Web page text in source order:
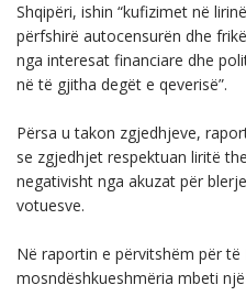
Shqipëri, ishin “kufizimet në
përfshirë autocensurën dhe
nga interesat financiare dhe
në të gjitha degët e qeverisë”.
Përsa u takon zgjedhjeve,
se zgjedhjet respektuan liritë
negativisht nga akuzat për
votuesve.
Në raportin e përvitshëm për
mosndëshkueshmëria mbeti